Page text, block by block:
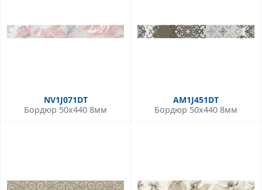
NV1J071DT
Бордюр 50x440 8мм
AM1J451DT
Бордюр 50x440 8мм